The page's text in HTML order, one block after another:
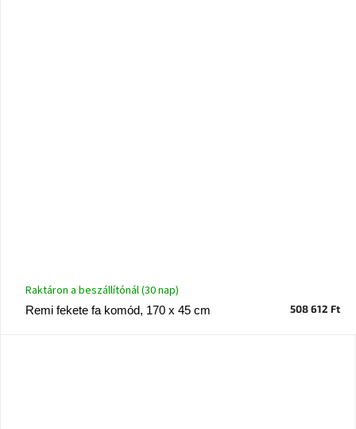
Remi fekete fa komód, 170 x 45 cm
Raktáron a beszállítónál (30 nap)
508 612 Ft